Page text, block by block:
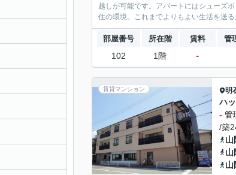
越しが可能です。アパートにはシューズ
住の環境。これまでよりもよい生活を送
部屋番号 所在階 賃料 管
102 1階 -
賃貸マンション 明
ハ
- 管
/築
山
山
山